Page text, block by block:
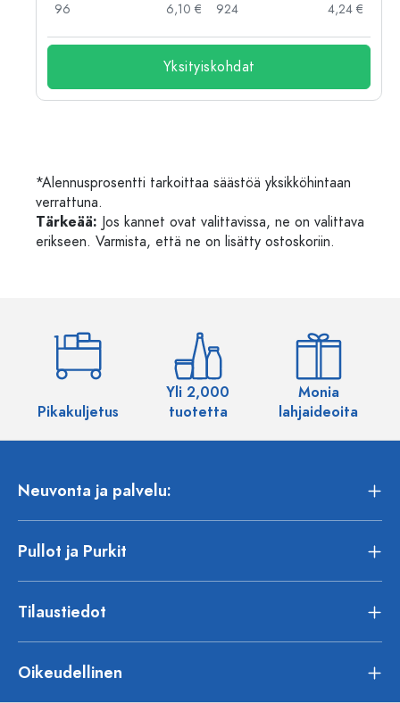
96
6,10 €
924
4,24 €
Yksityiskohdat
*Alennusprosentti tarkoittaa säästöä yksikköhintaan
verrattuna.
Tärkeää: Jos kannet ovat valittavissa, ne on valittava
erikseen. Varmista, että ne on lisätty ostoskoriin.
Pikakuljetus
Yli 2,000
tuotetta
Monia
lahjaideoita
Neuvonta ja palvelu:
Pullot ja Purkit
Tilaustiedot
Oikeudellinen